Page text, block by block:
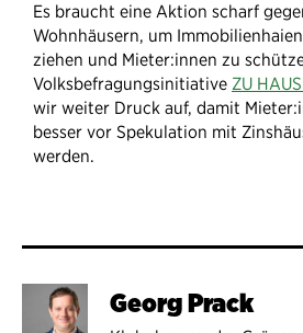
Es braucht eine Aktion scharf
Wohnhäusern, um
ziehen und Mieter:innen zu
Volksbefragungsinitiative ZU
wir weiter Druck auf, damit
besser vor Spekulation mit
werden.
Georg Prack